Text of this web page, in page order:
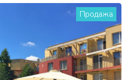
Продажа